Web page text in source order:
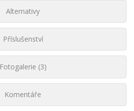
Alternativy
Příslušenství
Fotogalerie (3)
Komentáře